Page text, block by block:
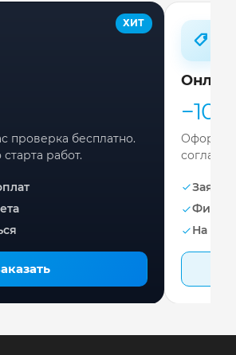
ХИТ
проверка бесплатно.
работ.
−10%
Заявка
На